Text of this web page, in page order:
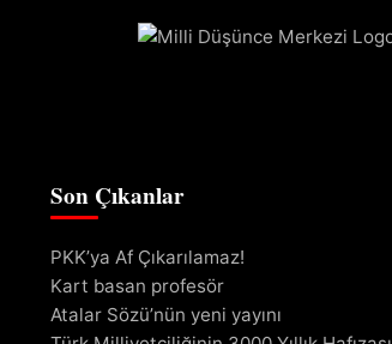
Son Çıkanlar
PKK’ya Af Çıkarılamaz!
Kart basan profesör
Atalar Sözü’nün yeni yayını